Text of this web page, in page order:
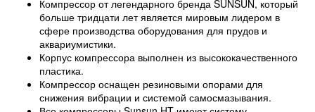
Компрессор от легендарного бренда SUNSUN, который
больше тридцати лет является мировым лидером в
сфере производства оборудования для прудов и
аквариумистики.
Корпус компрессора выполнен из высококачественного
пластика.
Компрессор оснащен резиновыми опорами для
снижения вибрации и системой самосмазывания.